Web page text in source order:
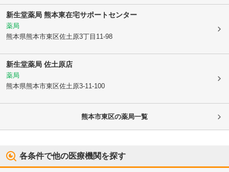
新生堂薬局 熊本東在宅サポートセンター
薬局
熊本県熊本市東区佐土原3丁目11-98
新生堂薬局 佐土原店
薬局
熊本県熊本市東区佐土原3-11-100
熊本市東区の薬局一覧
各条件で他の医療機関を探す